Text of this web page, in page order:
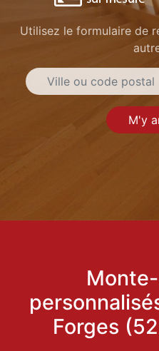
Utilisez le formulaire de
M'y
Forges